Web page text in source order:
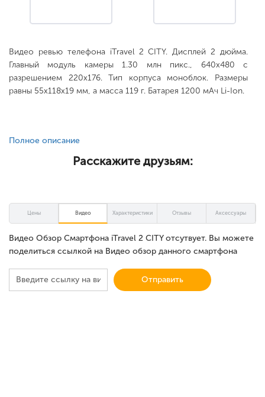
Видео ревью телефона iTravel 2 CITY. Дисплей 2 дюйма.
Главный модуль камеры 1.30 млн пикс., 640x480 с
разрешением 220х176. Тип корпуса моноблок. Размеры
равны 55x118x19 мм, а масса 119 г. Батарея 1200 мАч Li-Ion.
Полное описание
Расскажите друзьям:
Цены Видео Характеристики Отзывы Аксессуары
Видео Обзор Смартфона iTravel 2 CITY отсутвует. Вы можете
поделиться ссылкой на Видео обзор данного смартфона
Отправить